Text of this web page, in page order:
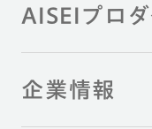
AISEIプロダ
企業情報